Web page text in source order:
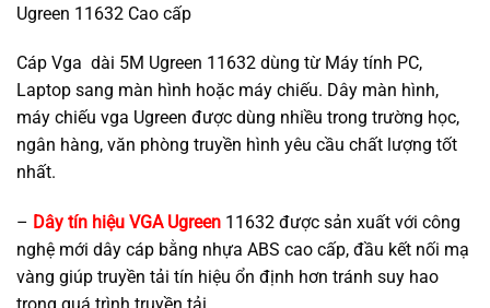
Ugreen 11632 Cao cấp
Cáp Vga dài 5M Ugreen 11632 dùng từ Máy tính PC,
Laptop sang màn hình hoặc máy chiếu. Dây màn hình,
máy chiếu vga Ugreen được dùng nhiều trong trường học,
ngân hàng, văn phòng truyền hình yêu cầu chất lượng tốt
nhất.
– Dây tín hiệu VGA Ugreen 11632 được sản xuất với công
nghệ mới dây cáp bằng nhựa ABS cao cấp, đầu kết nối mạ
vàng giúp truyền tải tín hiệu ổn định hơn tránh suy hao